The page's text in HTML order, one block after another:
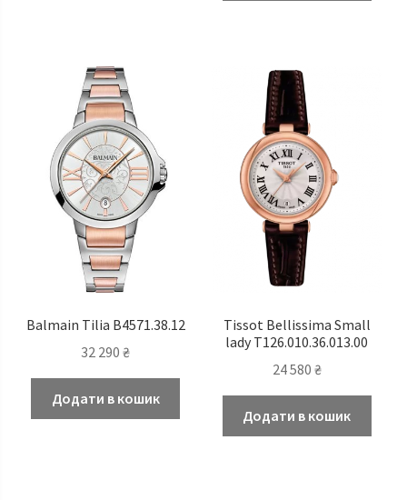
Balmain Tilia B4571.38.12
32 290₴
Додати в кошик
Tissot Bellissima Small
lady T126.010.36.013.00
24 580 ₴
Додати в кошик